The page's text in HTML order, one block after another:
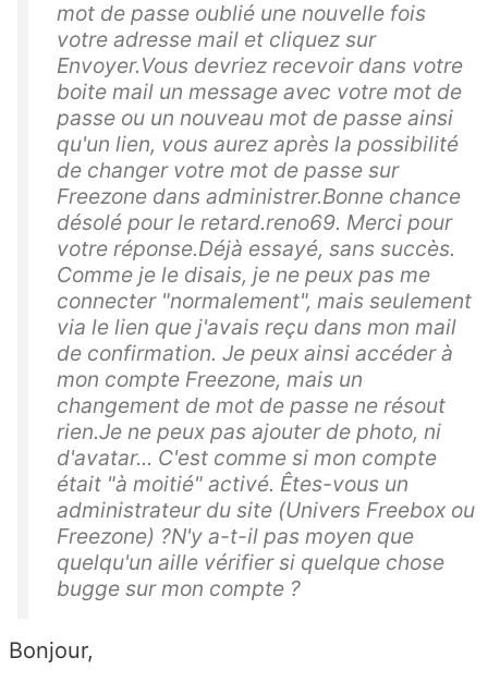
mot de passe oublié une nouvelle fois
votre adresse mail et cliquez sur
Envoyer.Vous devriez recevoir dans votre
boite mail un message avec votre mot de
passe ou un nouveau mot de passe ainsi
qu'un lien, vous aurez après la possibilité
de changer votre mot de passe sur
Freezone dans administrer.Bonne chance
désolé pour le retard.reno69. Merci pour
votre réponse.Déjà essayé, sans succès.
Comme je le disais, je ne peux pas me
connecter "normalement", mais seulement
via le lien que j'avais reçu dans mon mail
de confirmation. Je peux ainsi accéder à
mon compte Freezone, mais un
changement de mot de passe ne résout
rien.Je ne peux pas ajouter de photo, ni
d'avatar... C'est comme si mon compte
était "à moitié" activé. Êtes-vous un
administrateur du site (Univers Freebox ou
Freezone) ?N'y a-t-il pas moyen que
quelqu'un aille vérifier si quelque chose
bugge sur mon compte ?
Bonjour,